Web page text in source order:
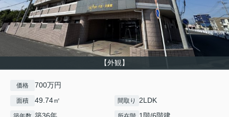
【外観】
価格 700万円
面積 49.74㎡ 間取り 2LDK